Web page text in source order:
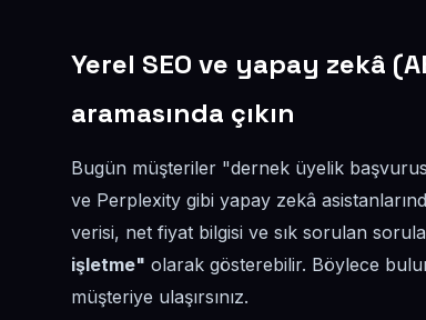
Yerel SEO ve yapay zekâ
aramasında çıkın
Bugün müşteriler "dernek üyelik
ve Perplexity gibi yapay zekâ
verisi, net fiyat bilgisi ve sık sorulan
işletme" olarak gösterebilir. Böylece
müşteriye ulaşırsınız.